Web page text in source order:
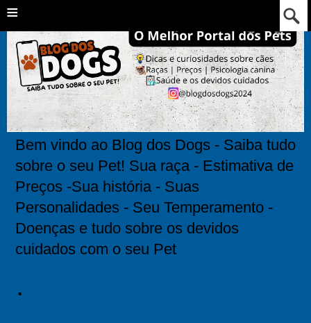
≡
Bem vindo ao Blog dos Dogs - Saiba tudo
sobre o seu Pet! Sua raça - Estimativa de
Preços -Sua história - Suas
Personalidades - Seu Temperamento -
Doenças e tudo sobre os devidos
cuidados com o seu Pet
.